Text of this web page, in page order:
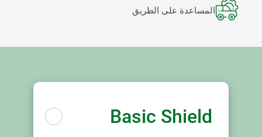
المساعدة على الطريق
Basic Shield